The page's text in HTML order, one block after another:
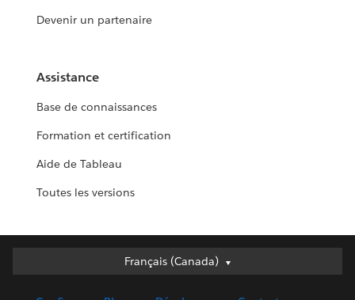
Devenir un partenaire
Assistance
Base de connaissances
Formation et certification
Aide de Tableau
Toutes les versions
Français (Canada)
Français (Canada)